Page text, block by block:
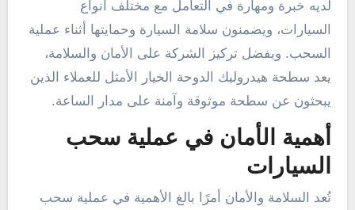
لديه خبرة ومهارة في التعامل مع مختلف أنواع
السيارات، ويضمنون سلامة السيارة وحمايتها أثناء عملية
السحب. وبفضل تركيز الشركة على الأمان والسلامة،
يعد سطحة هيدروليك الدوحة الخيار الأمثل للعملاء الذين
يبحثون عن سطحة موثوقة وآمنة على مدار الساعة.
أهمية الأمان في عملية سحب
السيارات
تُعد السلامة والأمان أمرًا بالغ الأهمية في عملية سحب